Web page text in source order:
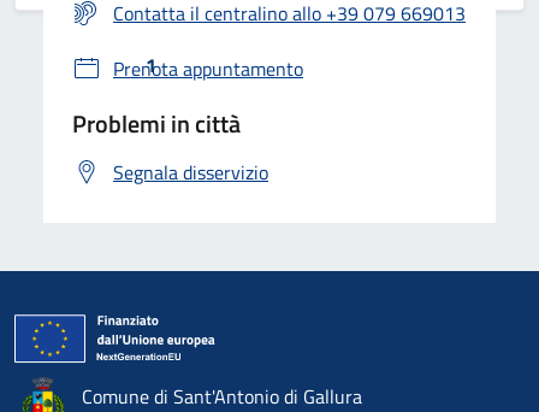
1 2 ...
Contatta il centralino allo +39 079 669013
Prenota appuntamento
Problemi in città
Segnala disservizio
Comune di Sant'Antonio di Gallura